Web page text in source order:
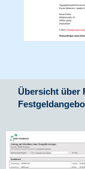
Übersicht über